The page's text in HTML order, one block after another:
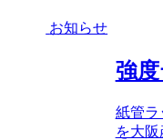
お知らせ
強
紙管ラ
を大